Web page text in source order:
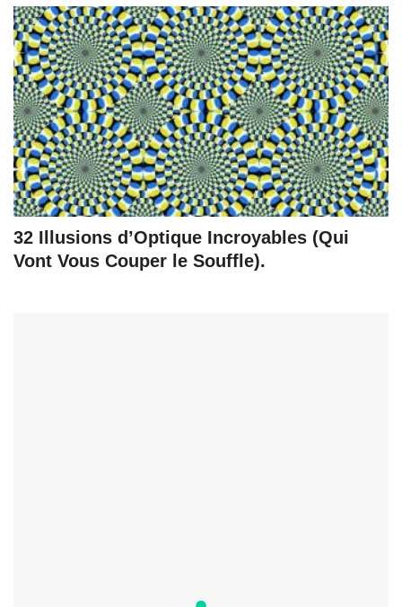
32 Illusions d’Optique Incroyables (Qui
Vont Vous Couper le Souffle).